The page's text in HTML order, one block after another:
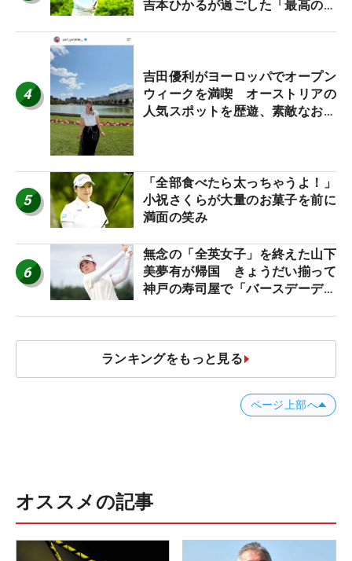
吉本ひかるが過ごした「最高の夏
4
吉田優利がヨーロッパでオープン
ウィークを満喫 オーストリアの
人気スポットを歴遊、素敵なお土
5
「全部食べたら太っちゃうよ！」
小祝さくらが大量のお菓子を前に
満面の笑み
6
無念の「全英女子」を終えた山下
美夢有が帰国 きょうだい揃って
神戸の寿司屋で「バースデーディ
ランキングをもっと見る
ページ上部へ
オススメの記事